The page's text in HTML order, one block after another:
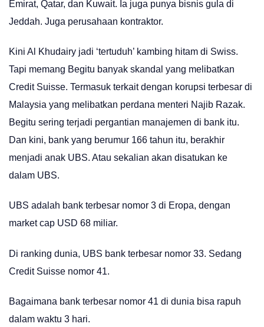
Emirat, Qatar, dan Kuwait. Ia juga punya bisnis gula di
Jeddah. Juga perusahaan kontraktor.
Kini Al Khudairy jadi ‘tertuduh’ kambing hitam di Swiss.
Tapi memang Begitu banyak skandal yang melibatkan
Credit Suisse. Termasuk terkait dengan korupsi terbesar di
Malaysia yang melibatkan perdana menteri Najib Razak.
Begitu sering terjadi pergantian manajemen di bank itu.
Dan kini, bank yang berumur 166 tahun itu, berakhir
menjadi anak UBS. Atau sekalian akan disatukan ke
dalam UBS.
UBS adalah bank terbesar nomor 3 di Eropa, dengan
market cap USD 68 miliar.
Di ranking dunia, UBS bank terbesar nomor 33. Sedang
Credit Suisse nomor 41.
Bagaimana bank terbesar nomor 41 di dunia bisa rapuh
dalam waktu 3 hari.